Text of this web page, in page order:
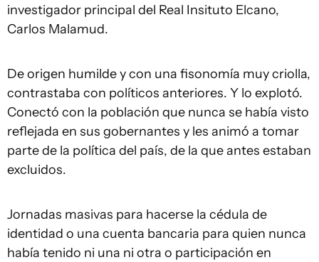
investigador principal del Real Insituto Elcano,
Carlos Malamud.
De origen humilde y con una fisonomía muy criolla,
contrastaba con políticos anteriores. Y lo explotó.
Conectó con la población que nunca se había visto
reflejada en sus gobernantes y les animó a tomar
parte de la política del país, de la que antes estaban
excluidos.
Jornadas masivas para hacerse la cédula de
identidad o una cuenta bancaria para quien nunca
había tenido ni una ni otra o participación en